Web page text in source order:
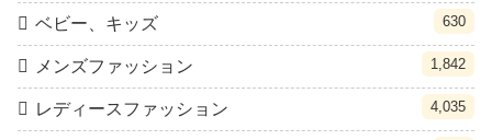
ベビー、キッズ 630
メンズファッション 1,842
レディースファッション 4,035